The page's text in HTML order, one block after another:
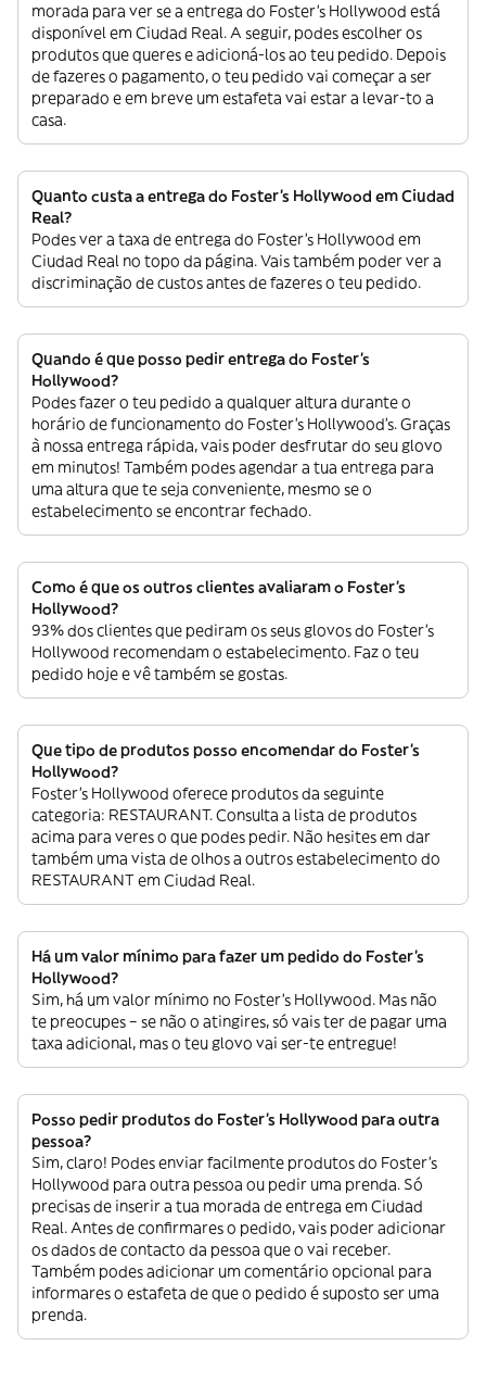
morada para ver se a entrega do Foster's Hollywood está
disponível em Ciudad Real. A seguir, podes escolher os
produtos que queres e adicioná-los ao teu pedido. Depois
de fazeres o pagamento, o teu pedido vai começar a ser
preparado e em breve um estafeta vai estar a levar-to a
casa.
Quanto custa a entrega do Foster's Hollywood em Ciudad
Real?
Podes ver a taxa de entrega do Foster's Hollywood em
Ciudad Real no topo da página. Vais também poder ver a
discriminação de custos antes de fazeres o teu pedido.
Quando é que posso pedir entrega do Foster's
Hollywood?
Podes fazer o teu pedido a qualquer altura durante o
horário de funcionamento do Foster's Hollywood’s. Graças
à nossa entrega rápida, vais poder desfrutar do seu glovo
em minutos! Também podes agendar a tua entrega para
uma altura que te seja conveniente, mesmo se o
estabelecimento se encontrar fechado.
Como é que os outros clientes avaliaram o Foster's
Hollywood?
93% dos clientes que pediram os seus glovos do Foster's
Hollywood recomendam o estabelecimento. Faz o teu
pedido hoje e vê também se gostas.
Que tipo de produtos posso encomendar do Foster's
Hollywood?
Foster's Hollywood oferece produtos da seguinte
categoria: RESTAURANT. Consulta a lista de produtos
acima para veres o que podes pedir. Não hesites em dar
também uma vista de olhos a outros estabelecimento do
RESTAURANT em Ciudad Real.
Há um valor mínimo para fazer um pedido do Foster's
Hollywood?
Sim, há um valor mínimo no Foster's Hollywood. Mas não
te preocupes – se não o atingires, só vais ter de pagar uma
taxa adicional, mas o teu glovo vai ser-te entregue!
Posso pedir produtos do Foster's Hollywood para outra
pessoa?
Sim, claro! Podes enviar facilmente produtos do Foster's
Hollywood para outra pessoa ou pedir uma prenda. Só
precisas de inserir a tua morada de entrega em Ciudad
Real. Antes de confirmares o pedido, vais poder adicionar
os dados de contacto da pessoa que o vai receber.
Também podes adicionar um comentário opcional para
informares o estafeta de que o pedido é suposto ser uma
prenda.